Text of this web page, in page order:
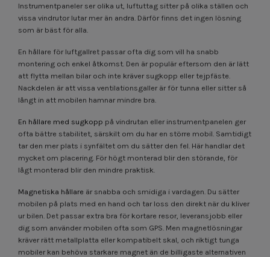
Instrumentpaneler ser olika ut, luftuttag sitter på olika ställen och
vissa vindrutor lutar mer än andra. Därför finns det ingen lösning
som är bäst för alla.
En hållare för luftgallret passar ofta dig som vill ha snabb
montering och enkel åtkomst. Den är populär eftersom den är lätt
att flytta mellan bilar och inte kräver sugkopp eller tejpfäste.
Nackdelen är att vissa ventilationsgaller är för tunna eller sitter så
långt in att mobilen hamnar mindre bra.
En hållare med sugkopp på vindrutan eller instrumentpanelen ger
ofta bättre stabilitet, särskilt om du har en större mobil. Samtidigt
tar den mer plats i synfältet om du sätter den fel. Här handlar det
mycket om placering. För högt monterad blir den störande, för
lågt monterad blir den mindre praktisk.
Magnetiska hållare är snabba och smidiga i vardagen. Du sätter
mobilen på plats med en hand och tar loss den direkt när du kliver
ur bilen. Det passar extra bra för kortare resor, leveransjobb eller
dig som använder mobilen ofta som GPS. Men magnetlösningar
kräver rätt metallplatta eller kompatibelt skal, och riktigt tunga
mobiler kan behöva starkare magnet än de billigaste alternativen